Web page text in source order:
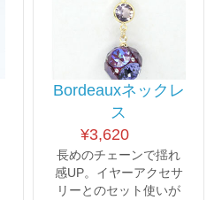
Bordeauxネックレ
ス
¥3,620
長めのチェーンで揺れ
感UP。イヤーアクセサ
リーとのセット使いが